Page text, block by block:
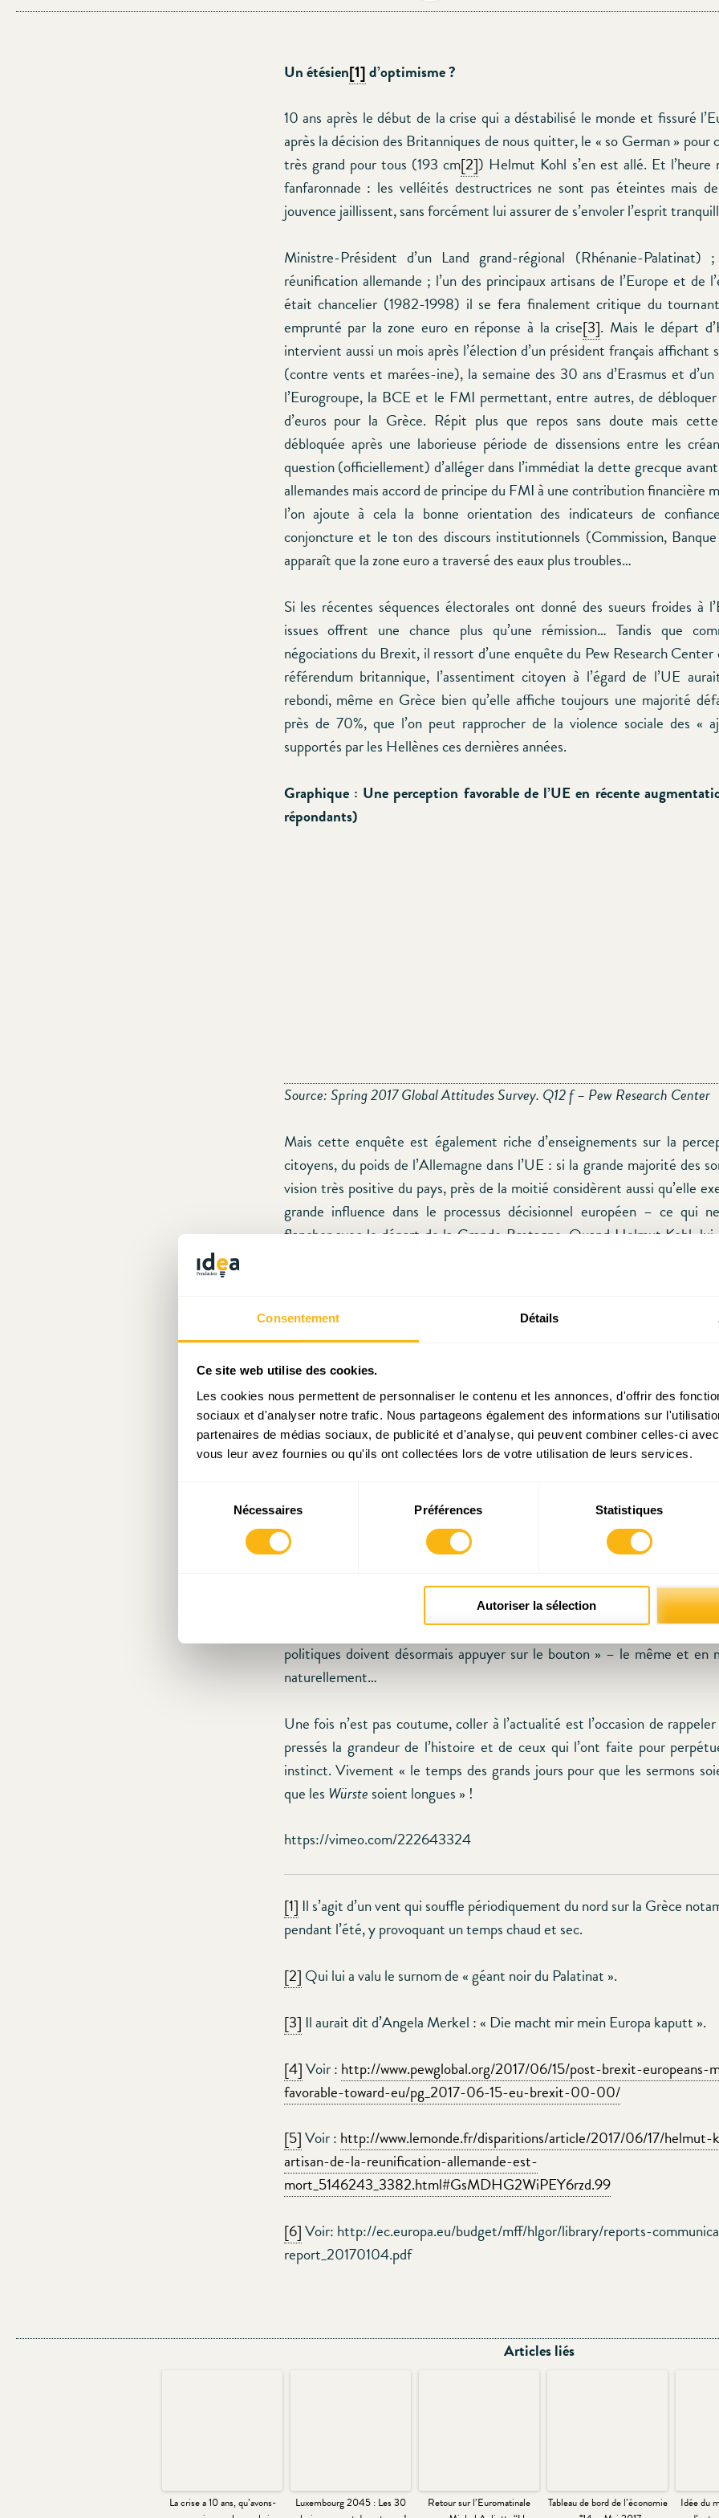
Consentement Détails
Ce site web utilise des cookies.
Les cookies nous permettent de personnaliser le contenu et les annonces, d'offrir des
sociaux et d'analyser notre trafic. Nous partageons également des informations sur
partenaires de médias sociaux, de publicité et d'analyse, qui peuvent combiner celles-ci
vous leur avez fournies ou qu'ils ont collectées lors de votre utilisation de leurs services.
consentement
Nécessaires Préférences Statistiques
Autoriser la sélection
Un étésien[1]d’optimisme ?
10 ans après le début de la crise qui a déstabilisé le monde et fissuré
après la décision des Britanniques de nous quitter, le « so German »
très grand pour tous (193 cm[2]) Helmut Kohl s’en est allé. Et l’heure
fanfaronnade : les velléités destructrices ne sont pas éteintes mais
jouvence jaillissent, sans forcément lui assurer de s’envoler l’esprit
Ministre-Président d’un Land grand-régional (Rhénanie-
réunification allemande ; l’un des principaux artisans de l’Europe et de
était chancelier (1982-1998) il se fera finalement critique du
emprunté par la zone euro en réponse à la crise[3]. Mais le départ
intervient aussi un mois après l’élection d’un président français affichant
(contre vents et marées-ine), la semaine des 30 ans d’Erasmus et
l’Eurogroupe, la BCE et le FMI permettant, entre autres, de
d’euros pour la Grèce. Répit plus que repos sans doute mais
débloquée après une laborieuse période de dissensions entre les
question (officiellement) d’alléger dans l’immédiat la dette grecque
allemandes mais accord de principe du FMI à une contribution financière
l’on ajoute à cela la bonne orientation des indicateurs de
conjoncture et le ton des discours institutionnels (Commission,
apparaît que la zone euro a traversé des eaux plus troubles…
Si les récentes séquences électorales ont donné des sueurs froides à
issues offrent une chance plus qu’une rémission… Tandis que
négociations du Brexit, il ressort d’une enquête du Pew Research Center
référendum britannique, l’assentiment citoyen à l’égard de l’UE
rebondi, même en Grèce bien qu’elle affiche toujours une majorité
près de 70%, que l’on peut rapprocher de la violence sociale des «
supportés par les Hellènes ces dernières années.
Graphique : Une perception favorable de l’UE en récente
répondants)
Source: Spring 2017 Global Attitudes Survey. Q12 f – Pew Research Center
Mais cette enquête est également riche d’enseignements sur la
citoyens, du poids de l’Allemagne dans l’UE : si la grande majorité des
vision très positive du pays, près de la moitié considèrent aussi qu’elle
grande influence dans le processus décisionnel européen – ce qui
flancher avec le départ de la Grande Bretagne. Quand Helmut Kohl,
qui, au-delà des seules questions (nécessaires) de budget ou de
acceptent d’endosser la responsabilité des risques politiques afin de
projets qui assurent des « paysages florissants » aux Européens, à tous
Les propositions constructives pour parfaire la zone euro et insuffler un
l’Union sont légion : du
équitables et démocratiquement responsables » et écho au« pacte
croissance » de Michel Aglietta(voir vidéo ci-dessous), en passant par le
l’avenir de l’Europe et le pilier européen des droits sociaux de la
l’union pour l’emploi d’Agnès Bénassy-Quéréou encore
Traité de démocratisation de la gouvernance de la zone euro
» de
quelques-unes des plus récentes. Pour reprendre Agnès Bénassy
politiques doivent désormais appuyer sur le bouton » – le même et en
naturellement…
Une fois n’est pas coutume, coller à l’actualité est l’occasion de
pressés la grandeur de l’histoire et de ceux qui l’ont faite pour
instinct. Vivement « le temps des grands jours pour que les sermons
que les Würste soient longues » !
https://vimeo.com/222643324
[1] Il s’agit d’un vent qui souffle périodiquement du nord sur la Grèce
pendant l’été, y provoquant un temps chaud et sec.
[2] Qui lui a valu le surnom de « géant noir du Palatinat ».
[3] Il aurait dit d’Angela Merkel : « Die macht mir mein Europa kaputt ».
[4]Voir : http://www.pewglobal.org/2017/06/15/post-brexit-europeans-
favorable-toward-eu/pg_2017-06-15-eu-brexit-00-00/
[5]Voir : http://www.lemonde.fr/disparitions/article/2017/06/17/
artisan-de-la-reunification-allemande-est-
mort_5146243_3382.html#GsMDHG2WiPEY6rzd.99
[6]Voir: http://ec.europa.eu/budget/mff/hlgor/library/reports-
report_20170104.pdf
Articles liés
La crise a 10 ans, qu’avons-
Luxembourg 2045 : Les 30
Retour sur l’Euromatinale
Tableau de bord de l’économie
Idée du